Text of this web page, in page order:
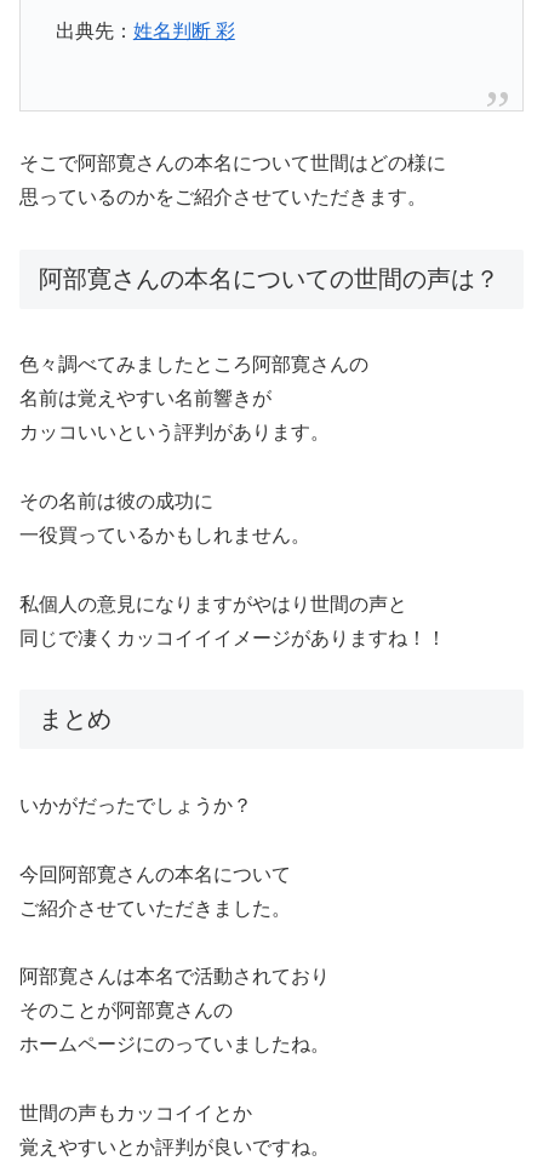
出典先： 姓名判断 彩
そこで阿部寛さんの本名について世間はどの様に
思っているのかをご紹介させていただきます。
阿部寛さんの本名についての世間の声は？
色々調べてみましたところ阿部寛さんの
名前は覚えやすい名前響きが
カッコいいという評判があります。
その名前は彼の成功に
一役買っているかもしれません。
私個人の意見になりますがやはり世間の声と
同じで凄くカッコイイイメージがありますね！！
まとめ
いかがだったでしょうか？
今回阿部寛さんの本名について
ご紹介させていただきました。
阿部寛さんは本名で活動されており
そのことが阿部寛さんの
ホームページにのっていましたね。
世間の声もカッコイイとか
覚えやすいとか評判が良いですね。